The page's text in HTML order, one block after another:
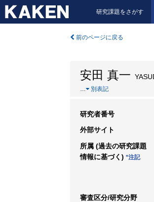
研究課題をさがす
前のページに戻る
安田 真一
… 別表記
研究者番号
外部サイト
所属 (過去の研究課題
情報に基づく) *注記
審査区分/研究分野